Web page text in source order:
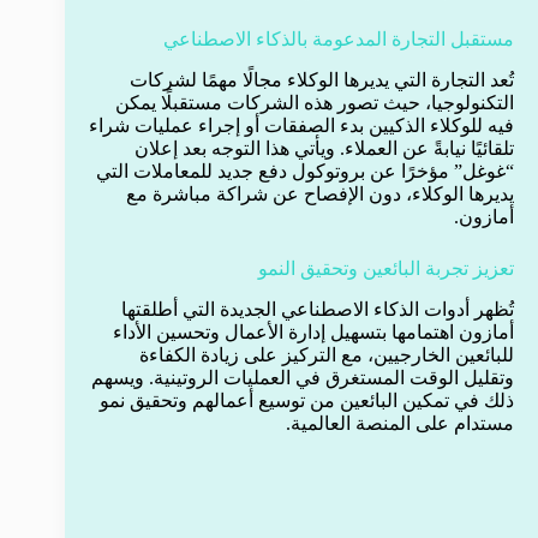
مستقبل التجارة المدعومة بالذكاء الاصطناعي
تُعد التجارة التي يديرها الوكلاء مجالًا مهمًا لشركات
التكنولوجيا، حيث تصور هذه الشركات مستقبلًا يمكن
فيه للوكلاء الذكيين بدء الصفقات أو إجراء عمليات شراء
تلقائيًا نيابةً عن العملاء. ويأتي هذا التوجه بعد إعلان
“غوغل” مؤخرًا عن بروتوكول دفع جديد للمعاملات التي
يديرها الوكلاء، دون الإفصاح عن شراكة مباشرة مع
أمازون.
تعزيز تجربة البائعين وتحقيق النمو
تُظهر أدوات الذكاء الاصطناعي الجديدة التي أطلقتها
أمازون اهتمامها بتسهيل إدارة الأعمال وتحسين الأداء
للبائعين الخارجيين، مع التركيز على زيادة الكفاءة
وتقليل الوقت المستغرق في العمليات الروتينية. ويسهم
ذلك في تمكين البائعين من توسيع أعمالهم وتحقيق نمو
مستدام على المنصة العالمية.